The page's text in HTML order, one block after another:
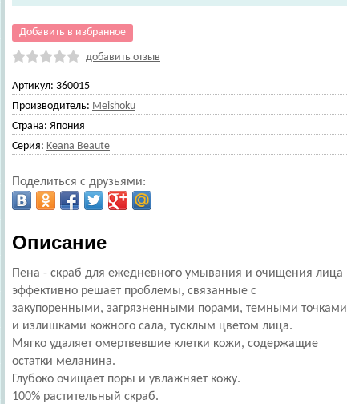
Добавить в избранное
добавить отзыв
Артикул: 360015
Производитель: Meishoku
Страна: Япония
Серия: Keana Beaute
Поделиться с друзьями:
Описание
Пена - скраб для ежедневного умывания и очищения лица
эффективно решает проблемы, связанные с
закупоренными, загрязненными порами, темными точками
и излишками кожного сала, тусклым цветом лица.
Мягко удаляет омертвевшие клетки кожи, содержащие
остатки меланина.
Глубоко очищает поры и увлажняет кожу.
100% растительный скраб.